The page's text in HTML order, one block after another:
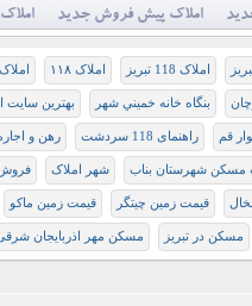
املاک پیش فروش جدید
املاک 118 تبریز املاک ۱۱۸
بنگاه خانه خميني شهر بهترین سایت
قم راهنمای 118 سردشت رهن و
مسکن شهرستان بناب شهر املاک فروش
قیمت زمین چیتگر قیمت زمین ماکو
مسکن در تبریز مسکن مهر اذربایجان